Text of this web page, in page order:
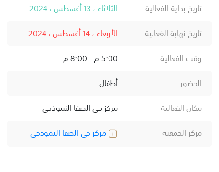
تاريخ بداية الفعالية
الثلاثاء ، 13 أغسطس ، 2024
تاريخ نهاية الفعالية
الأربعاء ، 14 أغسطس ، 2024
وقت الفعالية
5:00 م - 8:00 م
الحضور
أطفال
مكان الفعالية
مركز حي الصفا النموذجي
مركز الجمعية
مركز حي الصفا النموذجي